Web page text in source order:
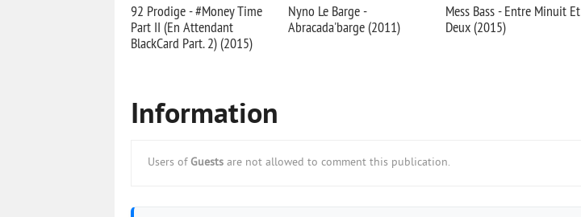
92 Prodige - #Money Time
Part II (En Attendant
BlackCard Part. 2) (2015)
Nyno Le Barge -
Abracada'barge (2011)
Mess Bass - Entre Minuit Et
Deux (2015)
Information
Users of Guests are not allowed to comment this publication.